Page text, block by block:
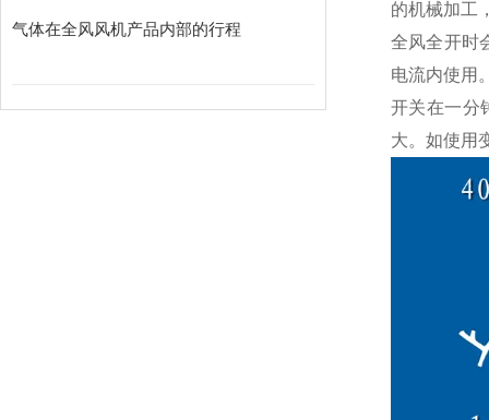
气体在全风风机产品内部的行程
的机械加工
全风全开时
电流内使用
开关在一分
大。如使用